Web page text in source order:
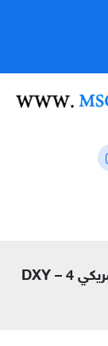
النظرة الفنية اليومية لمؤشر الدولار الأمريكي DXY – 4